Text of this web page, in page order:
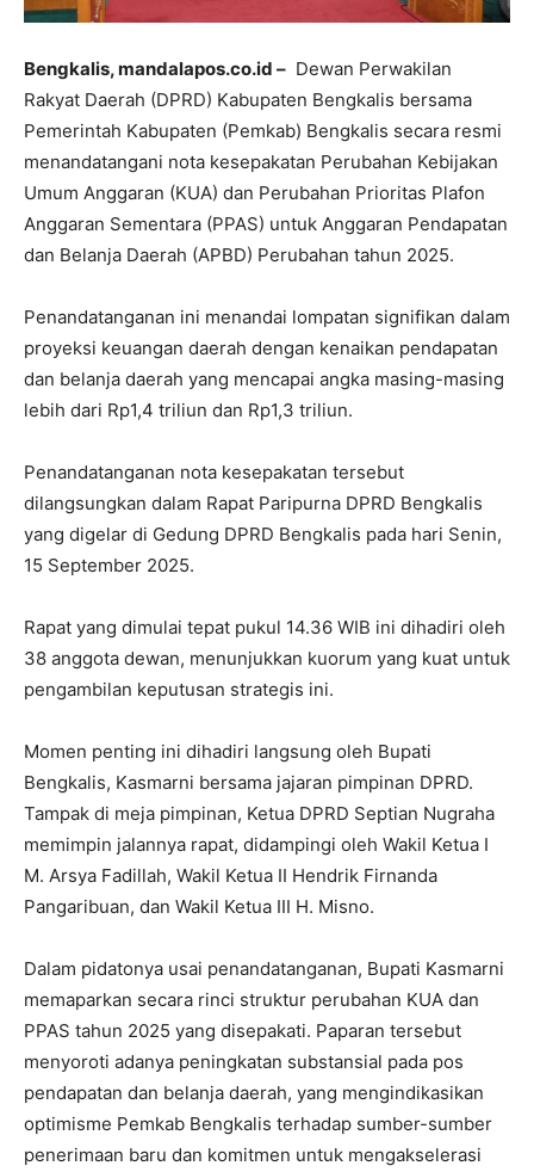
Bengkalis, mandalapos.co.id – Dewan Perwakilan
Rakyat Daerah (DPRD) Kabupaten Bengkalis bersama
Pemerintah Kabupaten (Pemkab) Bengkalis secara resmi
menandatangani nota kesepakatan Perubahan Kebijakan
Umum Anggaran (KUA) dan Perubahan Prioritas Plafon
Anggaran Sementara (PPAS) untuk Anggaran Pendapatan
dan Belanja Daerah (APBD) Perubahan tahun 2025.
Penandatanganan ini menandai lompatan signifikan dalam
proyeksi keuangan daerah dengan kenaikan pendapatan
dan belanja daerah yang mencapai angka masing-masing
lebih dari Rp1,4 triliun dan Rp1,3 triliun.
​Penandatanganan nota kesepakatan tersebut
dilangsungkan dalam Rapat Paripurna DPRD Bengkalis
yang digelar di Gedung DPRD Bengkalis pada hari Senin,
15 September 2025.
Rapat yang dimulai tepat pukul 14.36 WIB ini dihadiri oleh
38 anggota dewan, menunjukkan kuorum yang kuat untuk
pengambilan keputusan strategis ini.
​Momen penting ini dihadiri langsung oleh Bupati
Bengkalis, Kasmarni bersama jajaran pimpinan DPRD.
Tampak di meja pimpinan, Ketua DPRD Septian Nugraha
memimpin jalannya rapat, didampingi oleh Wakil Ketua I
M. Arsya Fadillah, Wakil Ketua II Hendrik Firnanda
Pangaribuan, dan Wakil Ketua III H. Misno.
​Dalam pidatonya usai penandatanganan, Bupati Kasmarni
memaparkan secara rinci struktur perubahan KUA dan
PPAS tahun 2025 yang disepakati. Paparan tersebut
menyoroti adanya peningkatan substansial pada pos
pendapatan dan belanja daerah, yang mengindikasikan
optimisme Pemkab Bengkalis terhadap sumber-sumber
penerimaan baru dan komitmen untuk mengakselerasi